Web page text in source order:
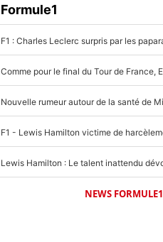
Formule1
NEWS FORMULE1